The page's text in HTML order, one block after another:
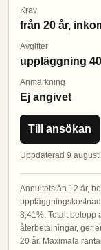
Krav
från 20 år,
Avgifter
uppläggning
Anmärkning
Ej angivet
Till ansökan
Uppdaterad 9
Annuitetslån 12 år,
8,41%. Totalt belopp
återbetalningar, ger
20 år. Maximala